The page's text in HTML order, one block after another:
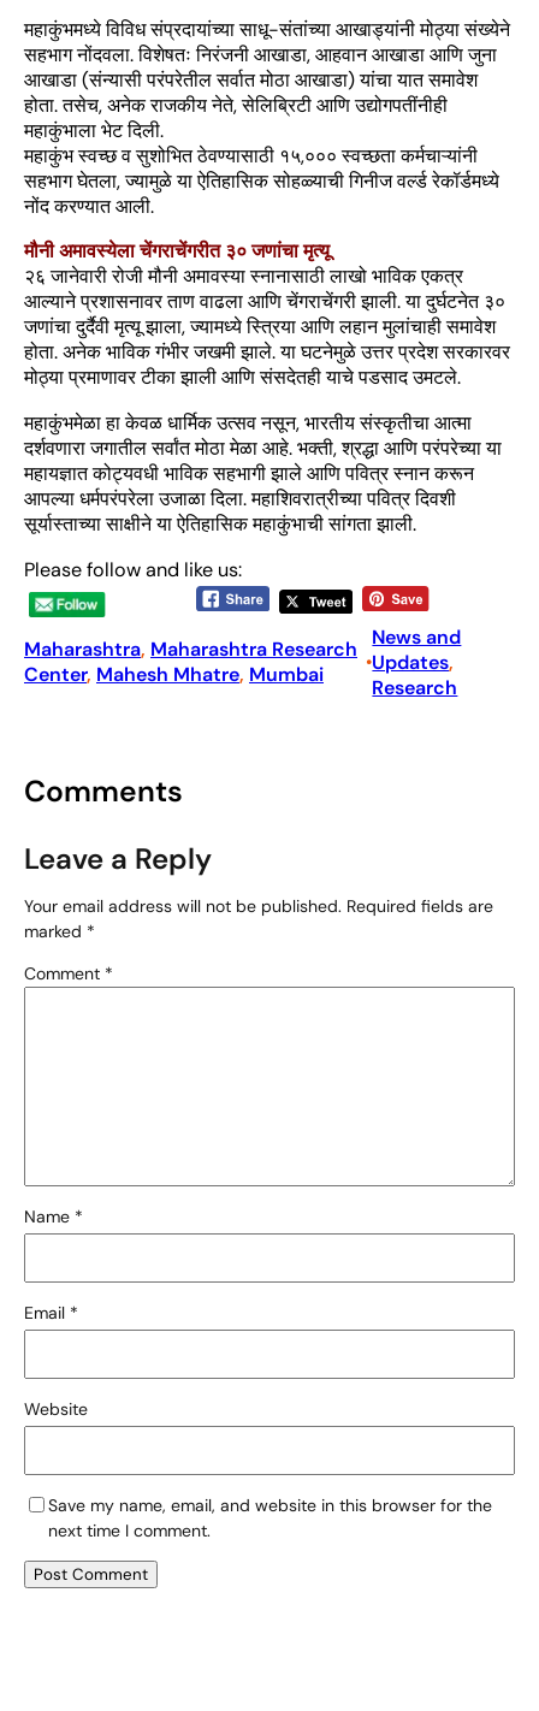
महाकुंभमध्ये विविध संप्रदायांच्या साधू-संतांच्या आखाड्यांनी मोठ्या संख्येने
सहभाग नोंदवला. विशेषतः निरंजनी आखाडा, आहवान आखाडा आणि जुना
आखाडा (संन्यासी परंपरेतील सर्वात मोठा आखाडा) यांचा यात समावेश
होता. तसेच, अनेक राजकीय नेते, सेलिब्रिटी आणि उद्योगपतींनीही
महाकुंभाला भेट दिली.
महाकुंभ स्वच्छ व सुशोभित ठेवण्यासाठी १५,००० स्वच्छता कर्मचाऱ्यांनी
सहभाग घेतला, ज्यामुळे या ऐतिहासिक सोहळ्याची गिनीज वर्ल्ड रेकॉर्डमध्ये
नोंद करण्यात आली.
मौनी अमावस्येला चेंगराचेंगरीत ३० जणांचा मृत्यू
२६ जानेवारी रोजी मौनी अमावस्या स्नानासाठी लाखो भाविक एकत्र
आल्याने प्रशासनावर ताण वाढला आणि चेंगराचेंगरी झाली. या दुर्घटनेत ३०
जणांचा दुर्दैवी मृत्यू झाला, ज्यामध्ये स्त्रिया आणि लहान मुलांचाही समावेश
होता. अनेक भाविक गंभीर जखमी झाले. या घटनेमुळे उत्तर प्रदेश सरकारवर
मोठ्या प्रमाणावर टीका झाली आणि संसदेतही याचे पडसाद उमटले.
महाकुंभमेळा हा केवळ धार्मिक उत्सव नसून, भारतीय संस्कृतीचा आत्मा
दर्शवणारा जगातील सर्वांत मोठा मेळा आहे. भक्ती, श्रद्धा आणि परंपरेच्या या
महायज्ञात कोट्यवधी भाविक सहभागी झाले आणि पवित्र स्नान करून
आपल्या धर्मपरंपरेला उजाळा दिला. महाशिवरात्रीच्या पवित्र दिवशी
सूर्यास्ताच्या साक्षीने या ऐतिहासिक महाकुंभाची सांगता झाली.
Please follow and like us:
Maharashtra, Maharashtra Research
Center, Mahesh Mhatre, Mumbai
•
News and
Updates
Research
Comments
Leave a Reply
Your email address will not be published. Required fields are
marked *
Comment *
Name *
Email *
Website
Save my name, email, and website in this browser for the
next time I comment.